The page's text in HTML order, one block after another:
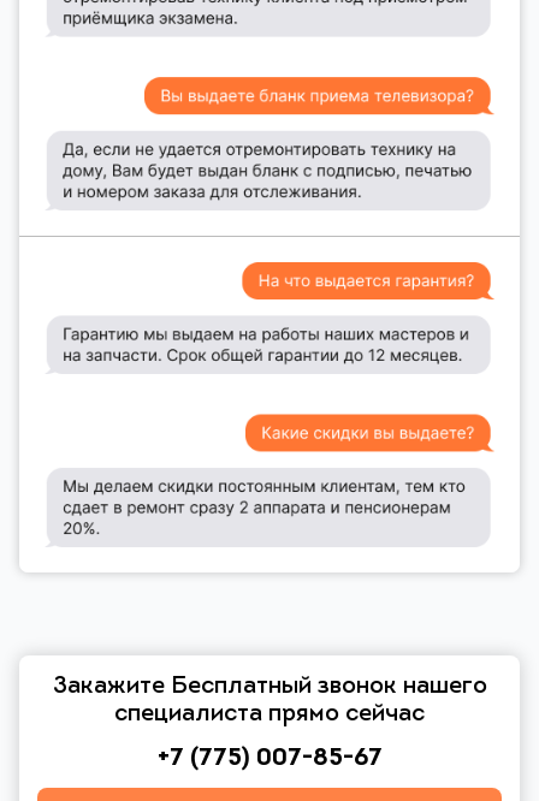
Закажите Бесплатный звонок нашего
специалиста прямо сейчас
+7 (775) 007-85-67